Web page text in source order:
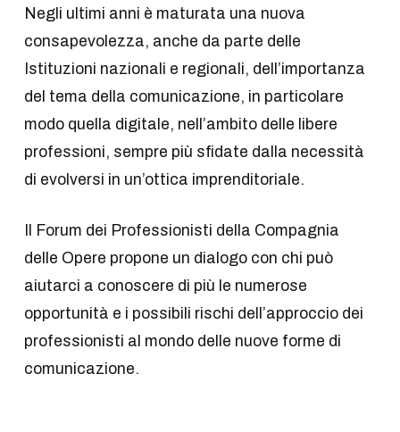
Negli ultimi anni è maturata una nuova
consapevolezza, anche da parte delle
Istituzioni nazionali e regionali, dell’importanza
del tema della comunicazione, in particolare
modo quella digitale, nell’ambito delle libere
professioni, sempre più sfidate dalla necessità
di evolversi in un’ottica imprenditoriale.
Il Forum dei Professionisti della Compagnia
delle Opere propone un dialogo con chi può
aiutarci a conoscere di più le numerose
opportunità e i possibili rischi dell’approccio dei
professionisti al mondo delle nuove forme di
comunicazione.